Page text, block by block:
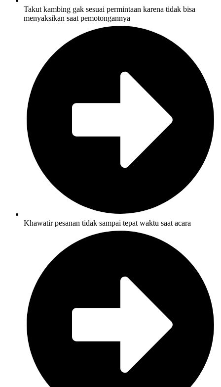
Takut kambing gak sesuai permintaan karena tidak bisa
menyaksikan saat pemotongannya
Khawatir pesanan tidak sampai tepat waktu saat acara